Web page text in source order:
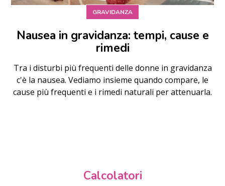
GRAVIDANZA
Nausea in gravidanza: tempi, cause e
rimedi
Tra i disturbi più frequenti delle donne in gravidanza
c'è la nausea. Vediamo insieme quando compare, le
cause più frequenti e i rimedi naturali per attenuarla.
Calcolatori